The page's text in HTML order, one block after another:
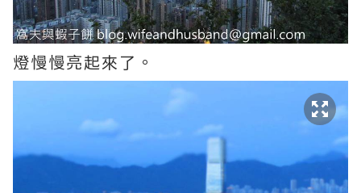
燈慢慢亮起來了。